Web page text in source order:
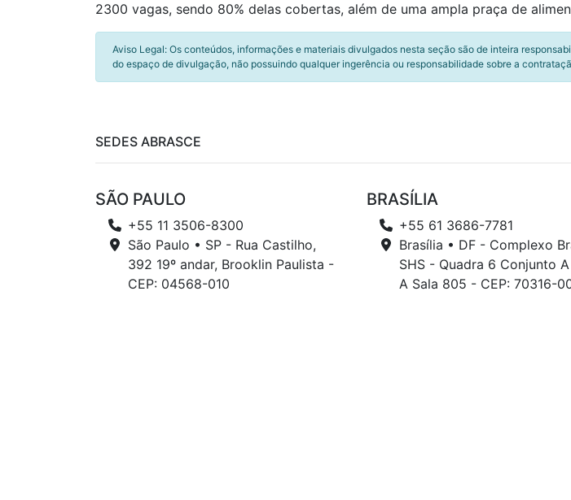
2300 vagas, sendo 80% delas cobertas, além de uma ampla praça de
Aviso Legal: Os conteúdos, informações e materiais divulgados nesta seção são de inteira
do espaço de divulgação, não possuindo qualquer ingerência ou responsabilidade sobre a
SEDES ABRASCE
SÃO PAULO
+55 11 3506-8300
São Paulo • SP - Rua Castilho,
392 19º andar, Brooklin Paulista -
CEP: 04568-010
BRASÍLIA
+55 61 3686-7781
Brasília • DF - Complexo
SHS - Quadra 6 Conjunto
A Sala 805 - CEP: 70316-